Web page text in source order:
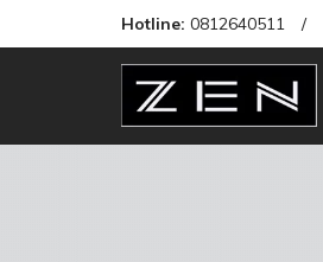
Hotline: 0812640511 /